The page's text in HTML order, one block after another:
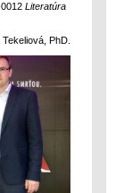
Literatúra
PhD.